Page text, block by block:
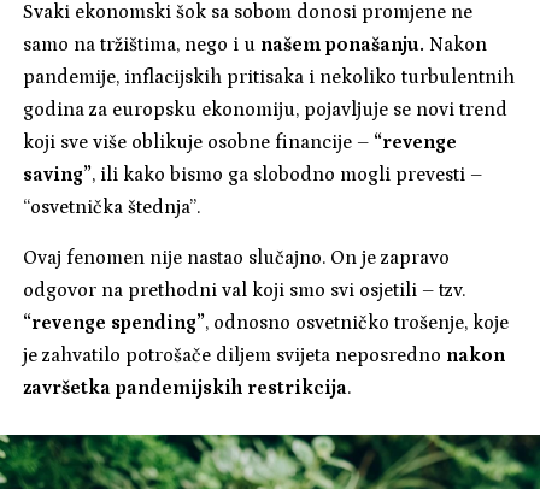
Svaki ekonomski šok sa sobom donosi promjene ne
samo na tržištima, nego i u našem ponašanju. Nakon
pandemije, inflacijskih pritisaka i nekoliko turbulentnih
godina za europsku ekonomiju, pojavljuje se novi trend
koji sve više oblikuje osobne financije – “revenge
saving”, ili kako bismo ga slobodno mogli prevesti –
“osvetnička štednja”.
Ovaj fenomen nije nastao slučajno. On je zapravo
odgovor na prethodni val koji smo svi osjetili – tzv.
“revenge spending”, odnosno osvetničko trošenje, koje
je zahvatilo potrošače diljem svijeta neposredno nakon
završetka pandemijskih restrikcija.